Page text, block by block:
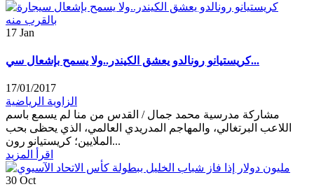
17 Jan
كريستيانو رونالدو يعشق الكيندر..ولا يسمح بإشعال سي...
17/01/2017
الزاوية الرياضية
مشاركة مدرسية محمد جمال / القدس من منا لم يسمع باسم
اللاعب البرتغالي، والمهاجم المدريدي العالمي، الذي يحظى بحب
الملايين؛ كريستيانو رون...
اقرأ المزيد
30 Oct